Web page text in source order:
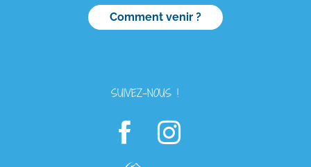
Comment venir ?
SUIVEZ-NOUS !